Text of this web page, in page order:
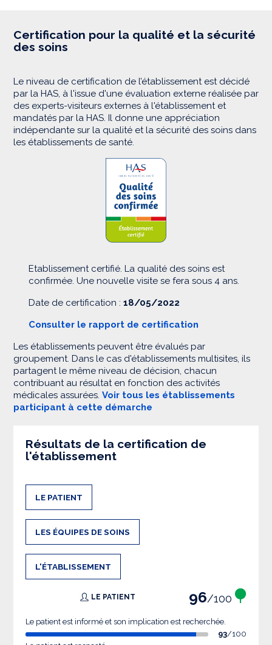
Certification pour la qualité et la sécurité
des soins
Le niveau de certification de l’établissement est décidé
par la HAS, à l'issue d'une évaluation externe réalisée par
des experts-visiteurs externes à l'établissement et
mandatés par la HAS. Il donne une appréciation
indépendante sur la qualité et la sécurité des soins dans
les établissements de santé.
Etablissement certifié. La qualité des soins est
confirmée. Une nouvelle visite se fera sous 4 ans.
Date de certification : 18/05/2022
Consulter le rapport de certification
Les établissements peuvent être évalués par
groupement. Dans le cas d'établissements multisites, ils
partagent le même niveau de décision, chacun
contribuant au résultat en fonction des activités
médicales assurées. Voir tous les établissements
participant à cette démarche
Résultats de la certification de
l'établissement
LE PATIENT
LES ÉQUIPES DE SOINS
L'ÉTABLISSEMENT
LE PATIENT 96/100
Le patient est informé et son implication est recherchée.
93/100